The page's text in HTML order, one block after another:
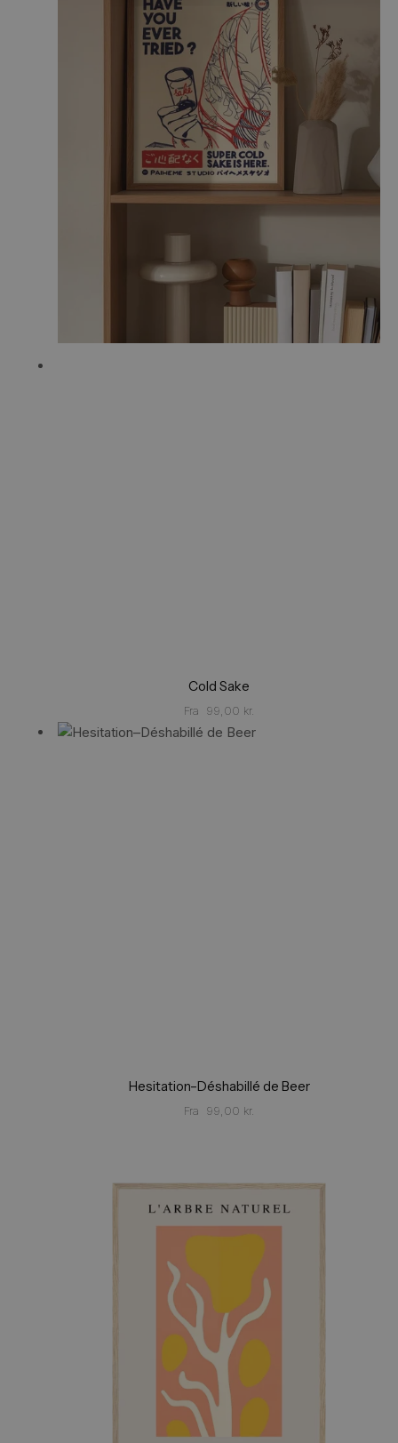
Cold Sake
Fra 99,00 kr.
Hesitation–Déshabillé de Beer
Fra 99,00 kr.